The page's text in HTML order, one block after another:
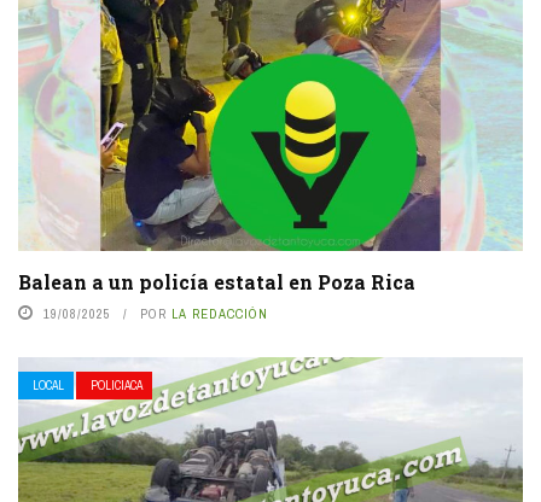
Balean a un policía estatal en Poza Rica
19/08/2025 POR LA REDACCIÓN
LOCAL POLICIACA